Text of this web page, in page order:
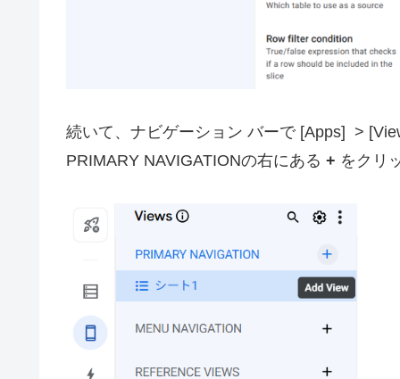
続いて、ナビゲーション バーで [Apps] >
PRIMARY NAVIGATIONの右にある + をクリ